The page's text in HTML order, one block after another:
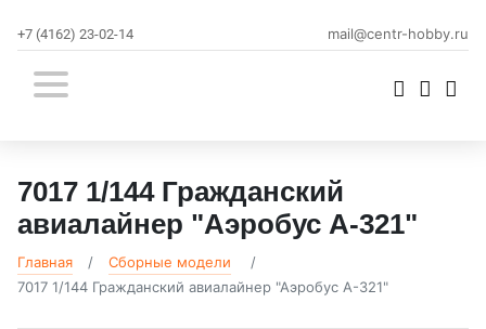
mail@centr-hobby.ru
+7 (4162) 23-02-14
7017 1/144 Гражданский
авиалайнер "Аэробус А-321"
Главная
Сборные модели
7017 1/144 Гражданский авиалайнер "Аэробус А-321"